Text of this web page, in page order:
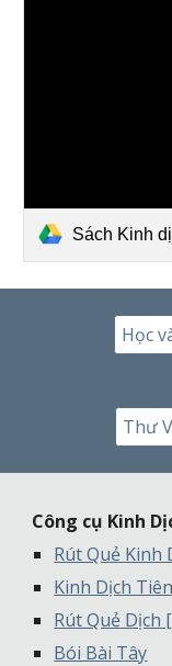
Sách Kinh
Học
Thư
Công cụ Kinh
Rút Quẻ Kinh
Kinh Dịch
Rút Quẻ Dịch
Bói Bài Tây